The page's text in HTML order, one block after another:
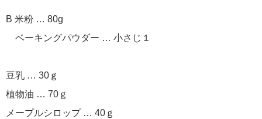
B 米粉 … 80g
ベーキングパウダー … 小さじ１
豆乳 … 30ｇ
植物油 … 70ｇ
メープルシロップ … 40ｇ